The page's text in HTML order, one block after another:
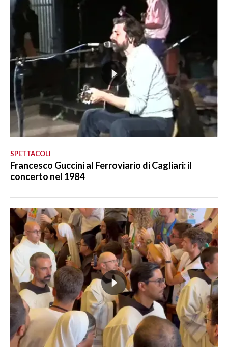
SPETTACOLI
Francesco Guccini al Ferroviario di Cagliari: il
concerto nel 1984